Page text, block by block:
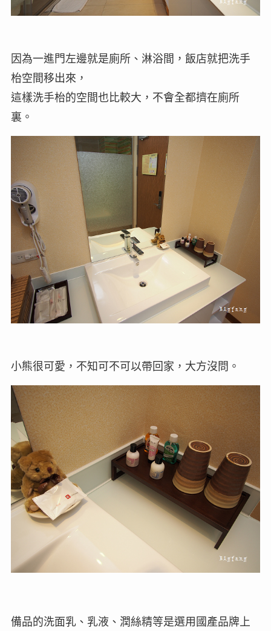
因為一進門左邊就是廁所、淋浴間，飯店就把洗手
枱空間移出來，
這樣洗手枱的空間也比較大，不會全都擠在廁所
裏。
小熊很可愛，不知可不可以帶回家，大方沒問。
備品的洗面乳、乳液、潤絲精等是選用國產品牌上